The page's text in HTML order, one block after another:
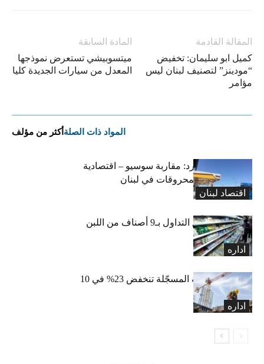
المادة السابقة
ميتسوبيشي تستعرض نموذجها
المعدل من سيارات الجديدة كليا
المقالة القادمة
كميل ابو سليمان: تخفيض
“مودينز” لتصنيف لبنان ليس
مؤامر
المواد ذات الصلة أكثر من مؤلف
اقتصاد لبنان
التضخم المستورد: مقاربة سوسيو – اقتصادية
لارتفاع أسعار المحروقات في لبنان
اداره
«الاقتصاد» تعلّق التداول بـ9 أصناف من اللبن
واللبنة
اداره
الرخص العقارية المسجّلة تنخفض 23% في 10
أشهر